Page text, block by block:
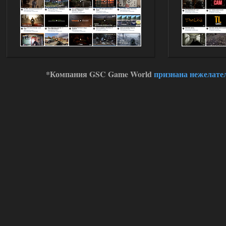
Стартовый набор удивил на харде и
выживании такой комбез крутой не
удержался взял его и ножичек. Забавно
получилось, благо тайники спасают.
Поигрался пока немного но уже оч
нравится как то так!
Lost Alpha Enhanced Edition 1.3 +
*Компания GSC Game Worldпризнана